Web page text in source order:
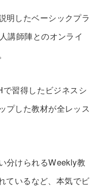
明したベーシックプラ
講師陣とのオンライ
習得したビジネスシ
プした教材が全レッス
分けられるWeekly教
ているなど、本気でビ